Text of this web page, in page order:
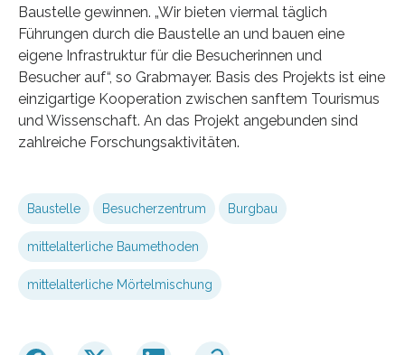
Baustelle gewinnen. „Wir bieten viermal täglich
Führungen durch die Baustelle an und bauen eine
eigene Infrastruktur für die Besucherinnen und
Besucher auf“, so Grabmayer. Basis des Projekts ist eine
einzigartige Kooperation zwischen sanftem Tourismus
und Wissenschaft. An das Projekt angebunden sind
zahlreiche Forschungsaktivitäten.
Baustelle Besucherzentrum Burgbau
mittelalterliche Baumethoden
mittelalterliche Mörtelmischung